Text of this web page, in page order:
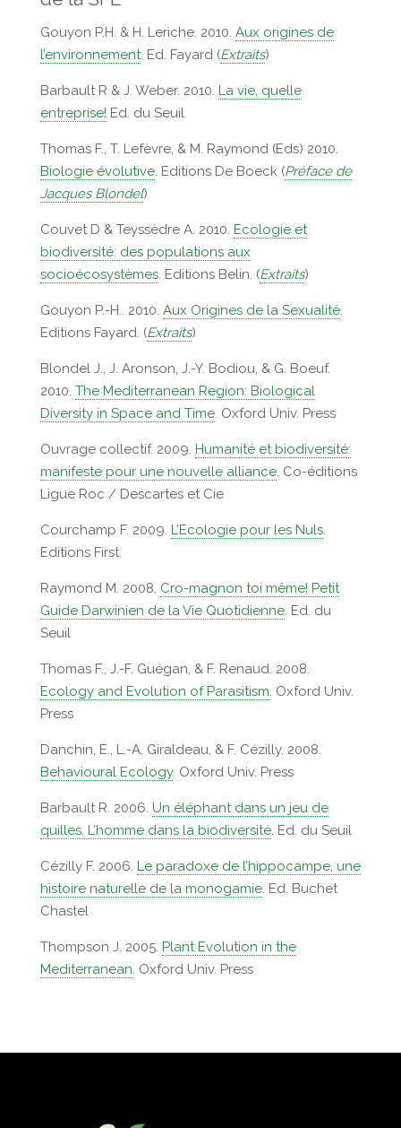
Gouyon P.H. & H. Leriche. 2010. Aux origines de
l’environnement. Ed. Fayard (Extraits)
Barbault R & J. Weber. 2010. La vie, quelle
entreprise! Ed. du Seuil
Thomas F., T. Lefèvre, & M. Raymond (Eds) 2010.
Biologie évolutive. Editions De Boeck (Préface de
Jacques Blondel)
Couvet D & Teyssèdre A. 2010. Ecologie et
biodiversité: des populations aux
socioécosystèmes. Editions Belin. (Extraits)
Gouyon P.-H.. 2010. Aux Origines de la Sexualité.
Editions Fayard. (Extraits)
Blondel J., J. Aronson, J.-Y. Bodiou, & G. Boeuf.
2010. The Mediterranean Region: Biological
Diversity in Space and Time. Oxford Univ. Press
Ouvrage collectif. 2009. Humanité et biodiversité:
manifeste pour une nouvelle alliance. Co-éditions
Ligue Roc / Descartes et Cie
Courchamp F. 2009. L’Ecologie pour les Nuls.
Editions First.
Raymond M. 2008. Cro-magnon toi même! Petit
Guide Darwinien de la Vie Quotidienne. Ed. du
Seuil
Thomas F., J.-F. Guégan, & F. Renaud. 2008.
Ecology and Evolution of Parasitism. Oxford Univ.
Press
Danchin, E., L.-A. Giraldeau, & F. Cézilly. 2008.
Behavioural Ecology. Oxford Univ. Press
Barbault R. 2006. Un éléphant dans un jeu de
quilles. L’homme dans la biodiversité. Ed. du Seuil
Cézilly F. 2006. Le paradoxe de l’hippocampe, une
histoire naturelle de la monogamie. Ed. Buchet
Chastel
Thompson J. 2005. Plant Evolution in the
Mediterranean. Oxford Univ. Press